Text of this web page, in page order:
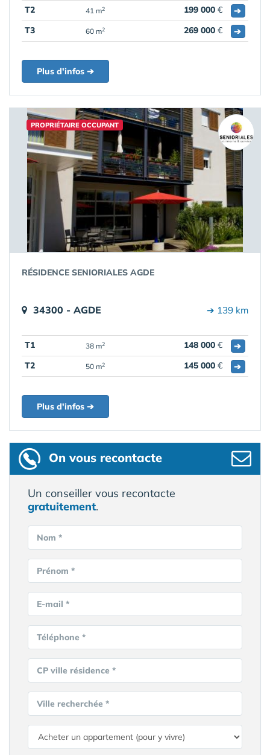
T2
41 m2 199 000 €
➔
T3
60 m2 269 000 € ➔
Plus d'infos ➔
PROPRIÉTAIRE OCCUPANT
RÉSIDENCE SENIORIALES AGDE
34300 - AGDE ➔ 139 km
T1 38 m2 148 000 €
➔
T2
50 m2 145 000 € ➔
Plus d'infos ➔
On vous recontacte
Un conseiller vous recontacte
gratuitement.
Nom *
Prénom *
E-mail *
Téléphone *
CP ville résidence *
Ville recherchée *